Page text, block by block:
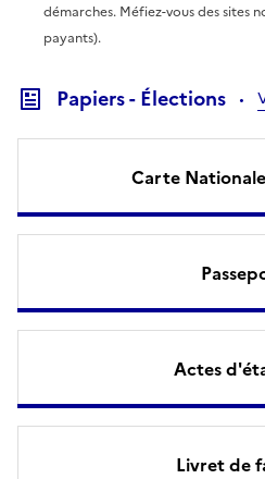
démarches. Méfiez-vous des sites
payants).
Papiers - Élections
Carte
Actes
Livret de